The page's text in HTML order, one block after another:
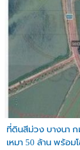
ที่ดินสีม่วง บางนา ก
เหมา 50 ล้าน พร้อ